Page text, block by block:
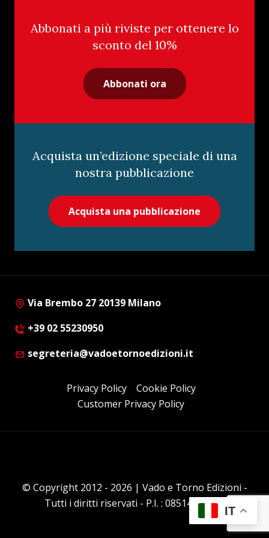
Abbonati a più riviste per ottenere lo
sconto del 10%
Abbonati ora
Acquista un’edizione speciale di una
nostra pubblicazione
Acquista una pubblicazione
Via Brembo 27 20139 Milano
+39 02 55230950
segreteria@vadoetornoedizioni.it
Privacy Policy
Cookie Policy
Customer Privacy Policy
© Copyright 2012 - 2026 | Vado e Torno Edizioni -
Tutti i diritti riservati - P.I. : 08514160152
IT